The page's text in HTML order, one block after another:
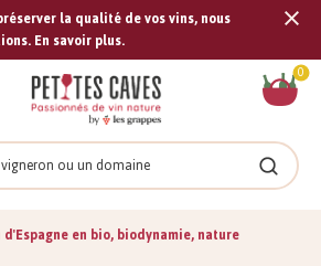
la qualité de vos vins, nous
En savoir plus.
0
en bio, biodynamie, nature